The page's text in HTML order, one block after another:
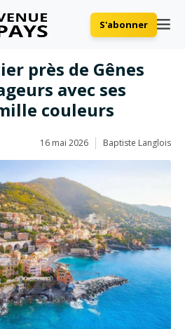
S'abonner
près de Gênes
avec ses
couleurs
16 mai 2026 Baptiste Langlois